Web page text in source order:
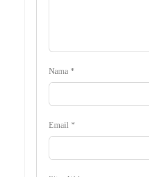
Nama *
Email *